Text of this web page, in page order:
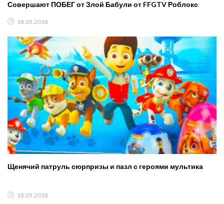
Совершают ПОБЕГ от Злой Бабули от FFGTV Роблокс
18.05.2018
Щенячий патруль сюрпризы и пазл с героями мультика
18.05.2018